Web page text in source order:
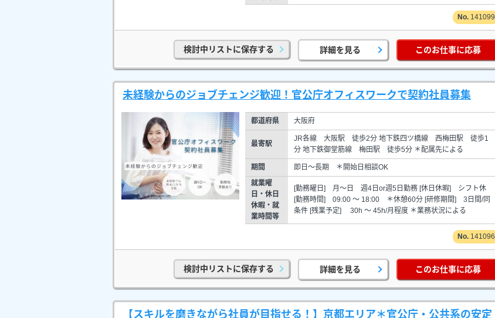
141099
検討中リストに保存する 詳細を見る このお仕事に応募
未経験からのジョブチェンジ歓迎！官公庁オフィスワークで契約社員募集
都道府県 大阪府
最寄駅
JR各線 大阪駅 徒歩2分 地下鉄四ツ橋線 西梅田駅 徒歩1
分 地下鉄御堂筋線 梅田駅 徒歩5分 ＊配属先による
期間
即日～長期 ＊開始日相談OK
就業曜
日・休日
休暇・就
業時間等
[勤務曜日] 月～日 週4日or週5日勤務 [休日休暇] シフト休
[勤務時間] 09:00 ～ 18:00 ＊休憩60分 [研修期間] 3日間/同
条件 [残業予定] 30h ～ 45h/月程度 ＊業務状況による
141096
検討中リストに保存する 詳細を見る このお仕事に応募
【スキルを磨きながら社員が目指せる！】京都エリア＊官公庁・公共系の安定